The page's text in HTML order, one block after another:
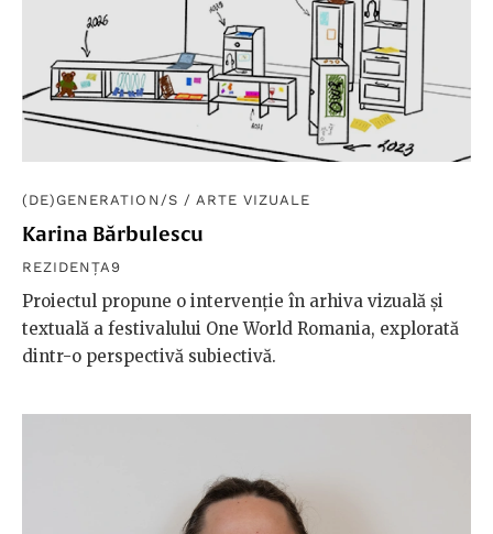
(DE)GENERATION/S / ARTE VIZUALE
Karina Bărbulescu
REZIDENȚA9
Proiectul propune o intervenție în arhiva vizuală și
textuală a festivalului One World Romania, explorată
dintr-o perspectivă subiectivă.